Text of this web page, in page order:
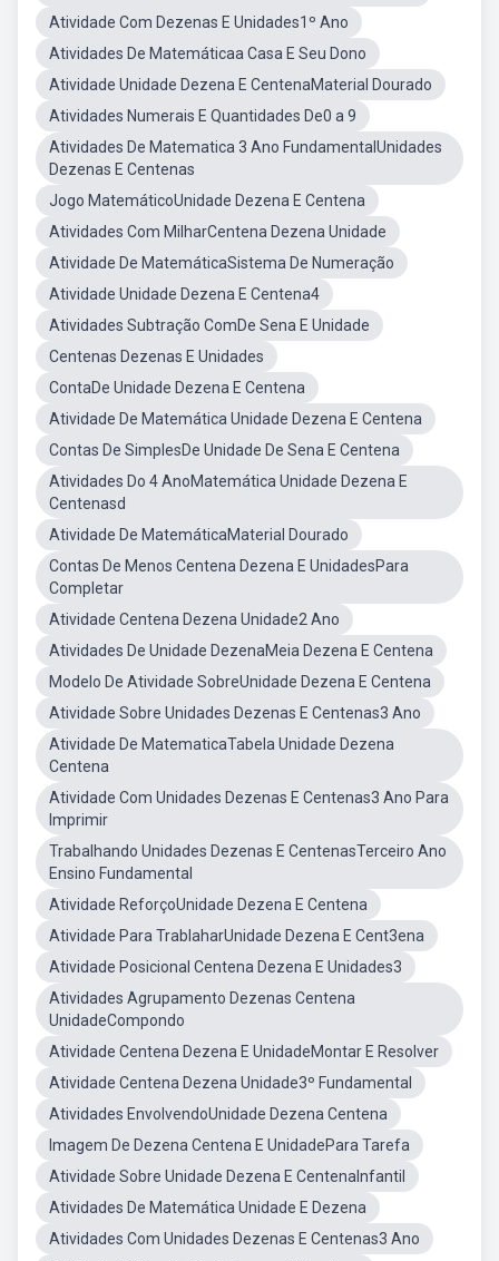
Atividade Com Dezenas E Unidades1º Ano
Atividades De Matemáticaa Casa E Seu Dono
Atividade Unidade Dezena E CentenaMaterial Dourado
Atividades Numerais E Quantidades De0 a 9
Atividades De Matematica 3 Ano FundamentalUnidades
Dezenas E Centenas
Jogo MatemáticoUnidade Dezena E Centena
Atividades Com MilharCentena Dezena Unidade
Atividade De MatemáticaSistema De Numeração
Atividade Unidade Dezena E Centena4
Atividades Subtração ComDe Sena E Unidade
Centenas Dezenas E Unidades
ContaDe Unidade Dezena E Centena
Atividade De Matemática Unidade Dezena E Centena
Contas De SimplesDe Unidade De Sena E Centena
Atividades Do 4 AnoMatemática Unidade Dezena E
Centenasd
Atividade De MatemáticaMaterial Dourado
Contas De Menos Centena Dezena E UnidadesPara
Completar
Atividade Centena Dezena Unidade2 Ano
Atividades De Unidade DezenaMeia Dezena E Centena
Modelo De Atividade SobreUnidade Dezena E Centena
Atividade Sobre Unidades Dezenas E Centenas3 Ano
Atividade De MatematicaTabela Unidade Dezena
Centena
Atividade Com Unidades Dezenas E Centenas3 Ano Para
Imprimir
Trabalhando Unidades Dezenas E CentenasTerceiro Ano
Ensino Fundamental
Atividade ReforçoUnidade Dezena E Centena
Atividade Para TrablaharUnidade Dezena E Cent3ena
Atividade Posicional Centena Dezena E Unidades3
Atividades Agrupamento Dezenas Centena
UnidadeCompondo
Atividade Centena Dezena E UnidadeMontar E Resolver
Atividade Centena Dezena Unidade3º Fundamental
Atividades EnvolvendoUnidade Dezena Centena
Imagem De Dezena Centena E UnidadePara Tarefa
Atividade Sobre Unidade Dezena E CentenaInfantil
Atividades De Matemática Unidade E Dezena
Atividades Com Unidades Dezenas E Centenas3 Ano